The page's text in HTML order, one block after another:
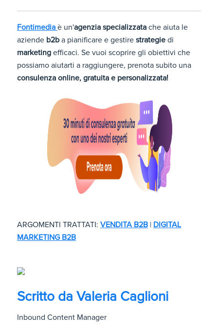
Fontimedia è un'agenzia specializzata che aiuta le
aziende b2b a pianificare e gestire strategie di
marketing efficaci. Se vuoi scoprire gli obiettivi che
possiamo aiutarti a raggiungere, prenota subito una
consulenza online, gratuita e personalizzata!
ARGOMENTI TRATTATI: VENDITA B2B | DIGITAL
MARKETING B2B
Scritto da Valeria Caglioni
Inbound Content Manager